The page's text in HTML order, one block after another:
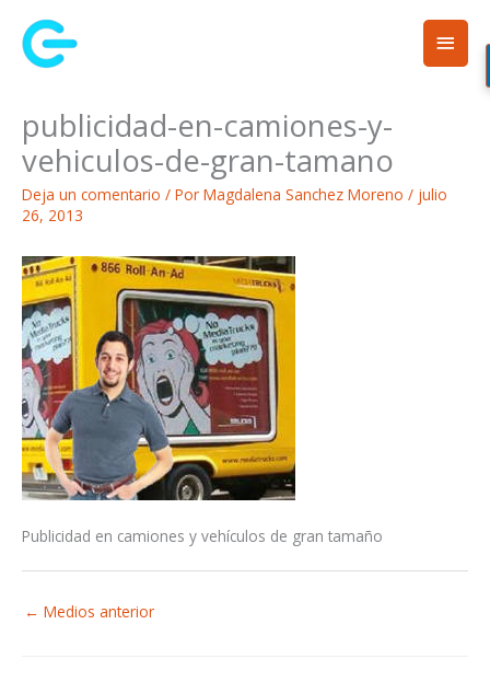
contenido
publicidad-en-camiones-y-
vehiculos-de-gran-tamano
Deja un comentario / Por Magdalena Sanchez Moreno / julio
26, 2013
Publicidad en camiones y vehículos de gran tamaño
← Medios anterior